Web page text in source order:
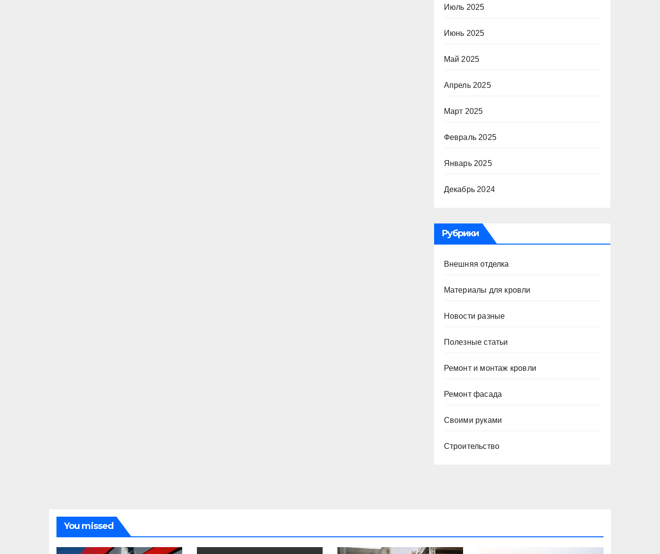
Июль 2025
Июнь 2025
Май 2025
Апрель 2025
Март 2025
Февраль 2025
Январь 2025
Декабрь 2024
Рубрики
Внешняя отделка
Материалы для кровли
Новости разные
Полезные статьи
Ремонт и монтаж кровли
Ремонт фасада
Своими руками
Строительство
You missed